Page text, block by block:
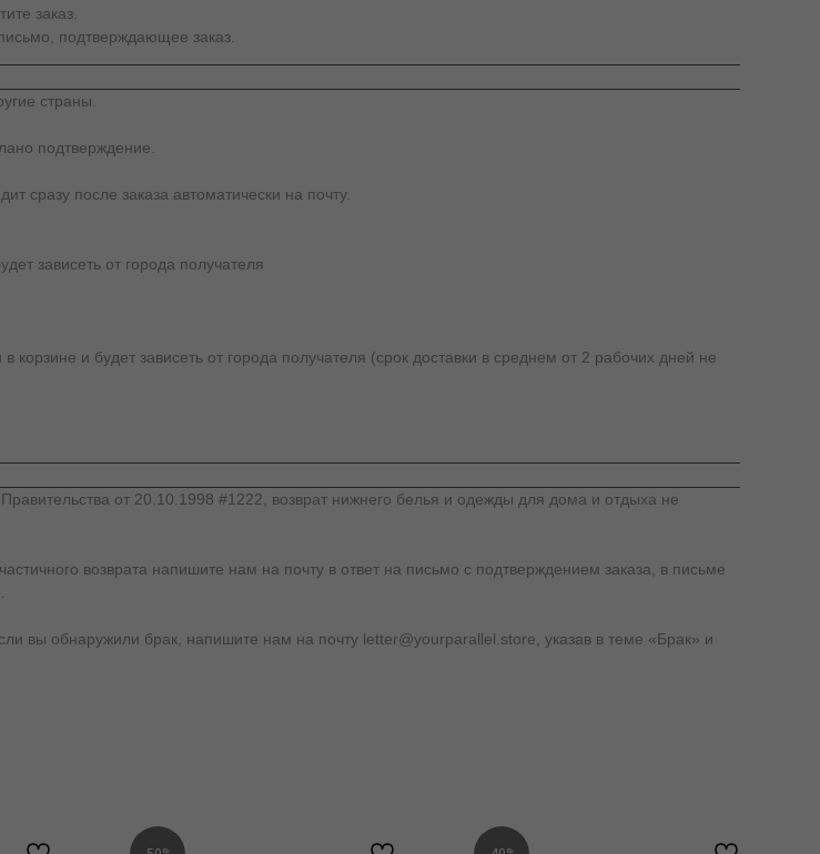
заказ.
подтверждающее заказ.
страны.
подтверждение.
сразу после заказа автоматически на почту.
зависеть от города получателя
и будет зависеть от города получателя (срок доставки в среднем от 2 рабочих дней не
от 20.10.1998 #1222, возврат нижнего белья и одежды для дома и отдыха не
возврата напишите нам на почту в ответ на письмо с подтверждением заказа, в письме
вы обнаружили брак, напишите нам на почту letter@yourparallel.store, указав в теме «Брак» и